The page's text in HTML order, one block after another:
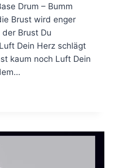
Drum – Bumm
Brust wird enger
Brust Du
Dein Herz schlägt
kaum noch Luft Dein